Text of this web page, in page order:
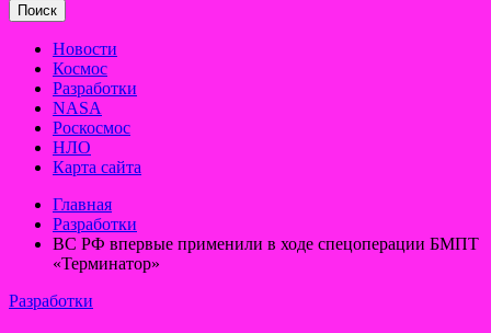
Поиск
Новости
Космос
Разработки
NASA
Роскосмос
НЛО
Карта сайта
Главная
Разработки
ВС РФ впервые применили в ходе спецоперации БМПТ
«Терминатор»
Разработки